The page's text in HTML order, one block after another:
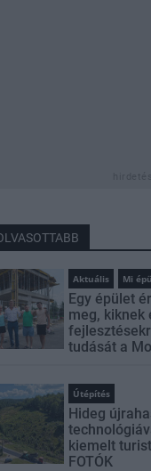
Aktuális Mi
Egy épület
meg, kiknek
tudását a
Útépítés
Hideg
kiemelt
FOTÓK